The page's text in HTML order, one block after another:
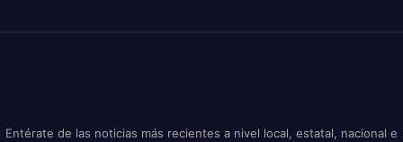
Entérate de las noticias más recientes a nivel local, estatal, nacional e